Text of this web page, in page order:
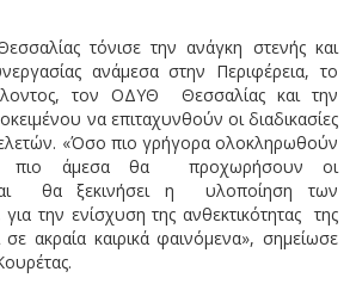
τόνισε την ανάγκη στενής και
ανάμεσα στην Περιφέρεια, το
τον ΟΔΥΘ Θεσσαλίας και την
να επιταχυνθούν οι διαδικασίες
«Όσο πιο γρήγορα ολοκληρωθούν
πιο άμεσα θα προχωρήσουν οι
θα ξεκινήσει η υλοποίηση των
την ενίσχυση της ανθεκτικότητας της
ακραία καιρικά φαινόμενα», σημείωσε